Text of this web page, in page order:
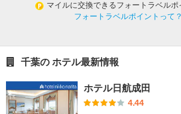
マイルに交換できるフォートラベルポ
フォートラベルポイントって？
千葉の ホテル最新情報
ホテル日航成田
4.44